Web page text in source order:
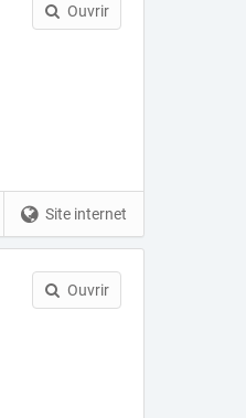
Ouvrir
Site internet
Ouvrir